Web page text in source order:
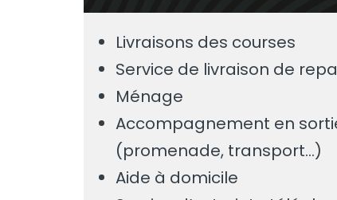
Livraisons des courses
Service de livraison de
Ménage
Accompagnement en
(promenade, transport…)
Aide à domicile